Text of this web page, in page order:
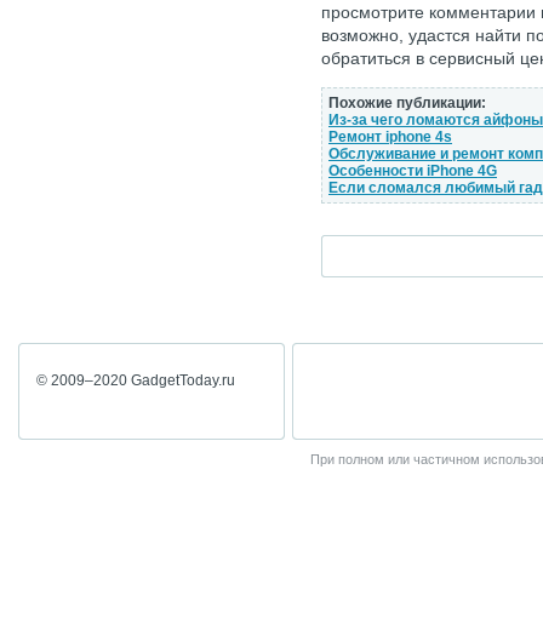
просмотрите
возможно, удастся найти
обратиться в сервисный
Похожие публикации:
Из-за чего ломаются айфоны
Ремонт iphone 4s
Обслуживание и ремонт
Особенности iPhone 4G
Если сломался любимый
© 2009–2020 GadgetToday.ru
При полном или частичном